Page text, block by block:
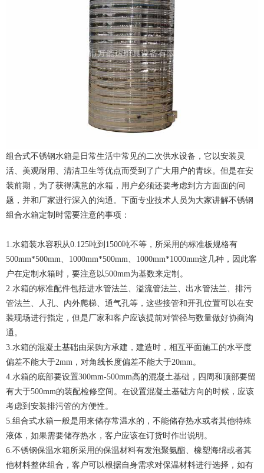
组合式不锈钢水箱是日常生活中常见的二次供水设备，它以安装灵
活、美观耐用、清洁卫生等优点而受到了广大用户的青睐。但是在安
装前期，为了获得满意的水箱，用户必须还要考虑到方方面面的问
题，并和厂家进行深入的沟通。下面专业技术人员为大家讲解不锈钢
组合水箱定制时需要注意的事项：
1.水箱装水容积从0.125吨到1500吨不等，所采用的标准板规格有
500mm*500mm、1000mm*500mm、1000mm*1000mm这几种，因此客
户在定制水箱时，要注意以500mm为基数来定制。
2.水箱的标准配件包括进水管法兰、溢流管法兰、出水管法兰、排污
管法兰、人孔、内外爬梯、通气孔等，这些接管和开孔位置可以在安
装现场进行指定，但是厂家和客户应该提前对管径与数量做好协商沟
通。
3.水箱的混凝土基础由采购方承建，建造时，相互平面施工的水平度
偏差不能大于2mm，对角线长度偏差不能大于20mm。
4.水箱的底部要设置300mm-500mm高的混凝土基础，四周和顶部要留
有大于500mm的装配检修空间。在设置混凝土基础方向的时候，应该
考虑到安装排污管的方便性。
5.组合式水箱一般是用来储存常温水的，不能储存热水或者其他特殊
液体，如果需要储存热水，客户应该在订货时作出说明。
6.不锈钢保温水箱所采用的保温材料有发泡聚氨酯、橡塑海绵或者其
他材料整体组合，客户可以根据自身需求对保温材料进行选择，如有